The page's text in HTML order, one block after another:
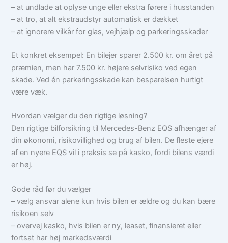
– at undlade at oplyse unge eller ekstra førere i husstanden
– at tro, at alt ekstraudstyr automatisk er dækket
– at ignorere vilkår for glas, vejhjælp og parkeringsskader
Et konkret eksempel: En bilejer sparer 2.500 kr. om året på
præmien, men har 7.500 kr. højere selvrisiko ved egen
skade. Ved én parkeringsskade kan besparelsen hurtigt
være væk.
Hvordan vælger du den rigtige løsning?
Den rigtige bilforsikring til Mercedes-Benz EQS afhænger af
din økonomi, risikovillighed og brug af bilen. De fleste ejere
af en nyere EQS vil i praksis se på kasko, fordi bilens værdi
er høj.
Gode råd før du vælger
– vælg ansvar alene kun hvis bilen er ældre og du kan bære
risikoen selv
– overvej kasko, hvis bilen er ny, leaset, finansieret eller
fortsat har høj markedsværdi